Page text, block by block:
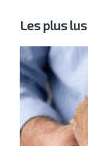
Les plus lus